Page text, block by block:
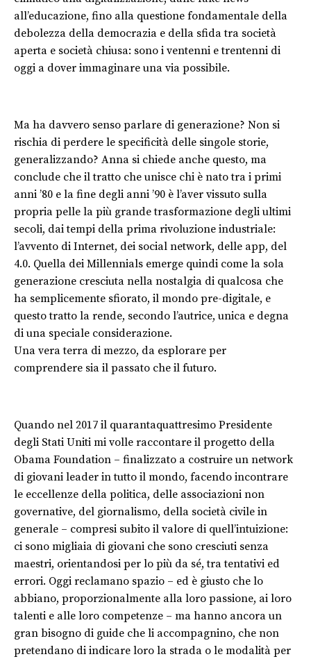
all’educazione, fino alla questione fondamentale della
debolezza della democrazia e della sfida tra società
aperta e società chiusa: sono i ventenni e trentenni di
oggi a dover immaginare una via possibile.
Ma ha davvero senso parlare di generazione? Non si
rischia di perdere le specificità delle singole storie,
generalizzando? Anna si chiede anche questo, ma
conclude che il tratto che unisce chi è nato tra i primi
anni ’80 e la fine degli anni ’90 è l’aver vissuto sulla
propria pelle la più grande trasformazione degli ultimi
secoli, dai tempi della prima rivoluzione industriale:
l’avvento di Internet, dei social network, delle app, del
4.0. Quella dei Millennials emerge quindi come la sola
generazione cresciuta nella nostalgia di qualcosa che
ha semplicemente sfiorato, il mondo pre-digitale, e
questo tratto la rende, secondo l’autrice, unica e degna
di una speciale considerazione.
Una vera terra di mezzo, da esplorare per
comprendere sia il passato che il futuro.
Quando nel 2017 il quarantaquattresimo Presidente
degli Stati Uniti mi volle raccontare il progetto della
Obama Foundation – finalizzato a costruire un network
di giovani leader in tutto il mondo, facendo incontrare
le eccellenze della politica, delle associazioni non
governative, del giornalismo, della società civile in
generale – compresi subito il valore di quell’intuizione:
ci sono migliaia di giovani che sono cresciuti senza
maestri, orientandosi per lo più da sé, tra tentativi ed
errori. Oggi reclamano spazio – ed è giusto che lo
abbiano, proporzionalmente alla loro passione, ai loro
talenti e alle loro competenze – ma hanno ancora un
gran bisogno di guide che li accompagnino, che non
pretendano di indicare loro la strada o le modalità per